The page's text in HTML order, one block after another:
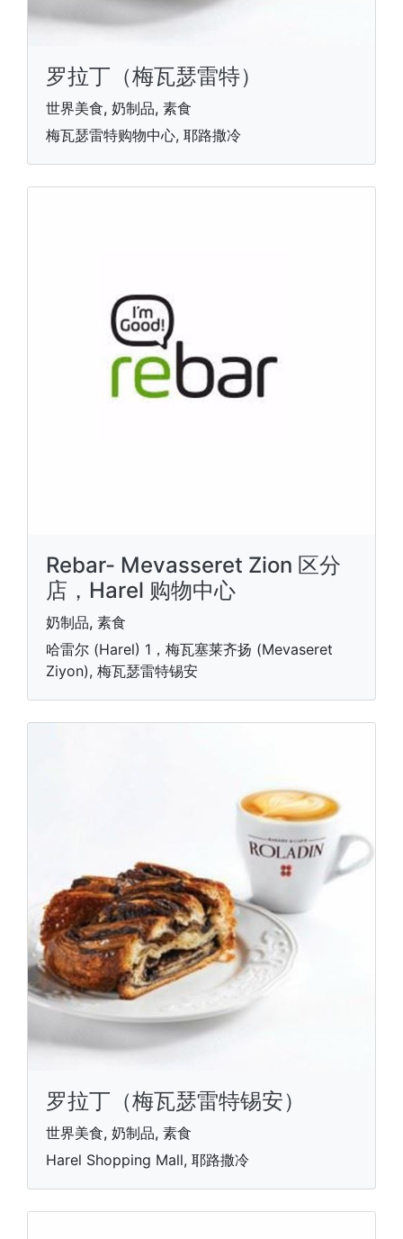
罗拉丁（梅瓦瑟雷特）
世界美食, 奶制品, 素食
梅瓦瑟雷特购物中心, 耶路撒冷
Rebar- Mevasseret Zion 区分
店，Harel 购物中心
奶制品, 素食
哈雷尔 (Harel) 1，梅瓦塞莱齐扬 (Mevaseret
Ziyon), 梅瓦瑟雷特锡安
罗拉丁（梅瓦瑟雷特锡安）
世界美食, 奶制品, 素食
Harel Shopping Mall, 耶路撒冷